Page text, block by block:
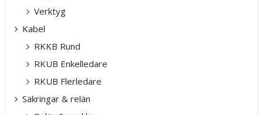
Verktyg
Kabel
RKKB Rund
RKUB Enkelledare
RKUB Flerledare
Säkringar & relän